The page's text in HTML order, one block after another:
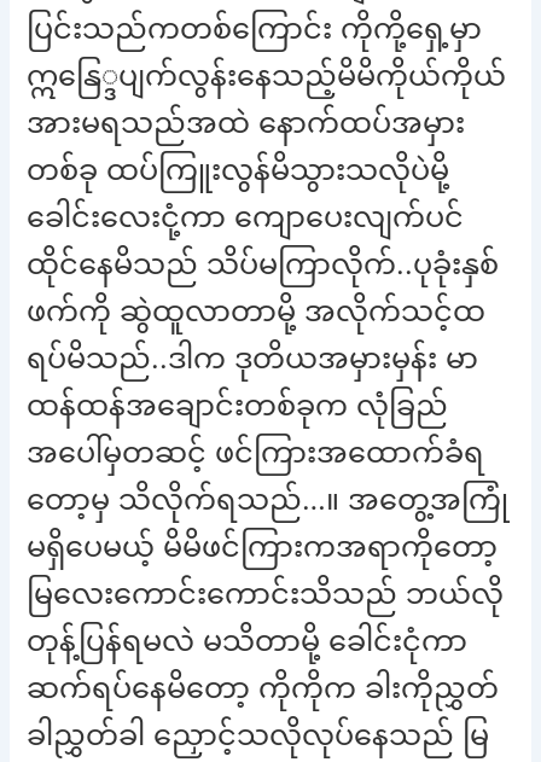
ပြင်းသည်ကတစ်ကြောင်း ကိုကို့ရှေ့မှာ
ဣနြေ္ဒပျက်လွန်းနေသည့်မိမိကိုယ်ကိုယ်
အားမရသည်အထဲ နောက်ထပ်အမှား
တစ်ခု ထပ်ကြူးလွန်မိသွားသလိုပဲမို့
ခေါင်းလေးငုံ့ကာ ကျောပေးလျက်ပင်
ထိုင်နေမိသည် သိပ်မကြာလိုက်..ပုခုံးနှစ်
ဖက်ကို ဆွဲထူလာတာမို့ အလိုက်သင့်ထ
ရပ်မိသည်..ဒါက ဒုတိယအမှားမှန်း မာ
ထန်ထန်အချောင်းတစ်ခုက လုံခြည်
အပေါ်မှတဆင့် ဖင်ကြားအထောက်ခံရ
တော့မှ သိလိုက်ရသည်…။ အတွေ့အကြုံ
မရှိပေမယ့် မိမိဖင်ကြားကအရာကိုတော့
မြလေးကောင်းကောင်းသိသည် ဘယ်လို
တုန့်ပြန်ရမလဲ မသိတာမို့ ခေါင်းငုံကာ
ဆက်ရပ်နေမိတော့ ကိုကိုက ခါးကိုညွှတ်
ခါညွှတ်ခါ ညှောင့်သလိုလုပ်နေသည် မြ